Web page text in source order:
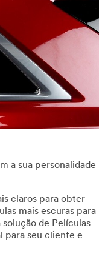
a sua personalidade
claros para obter
mais escuras para
de Películas
para seu cliente e